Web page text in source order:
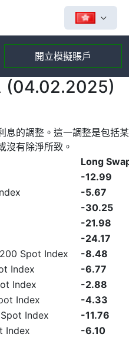
開立模擬賬戶
(04.02.2025)
息的調整。這一調整是包括某
沒有除淨所致。
Long
-12.99
-5.67
-30.25
-21.98
-24.17
Spot Index
-8.48
Index
-6.77
Index
-2.88
Index
-4.33
Index
-11.76
Index
-6.10